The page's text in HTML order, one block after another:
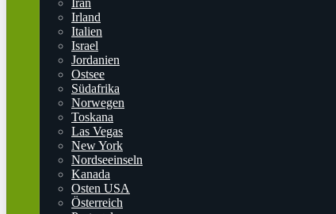
Iran
Irland
Italien
Israel
Jordanien
Ostsee
Südafrika
Norwegen
Toskana
Las Vegas
New York
Nordseeinseln
Kanada
Osten USA
Österreich